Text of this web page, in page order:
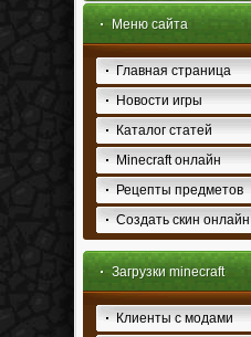
Меню сайта
Главная страница
Новости игры
Каталог статей
Minecraft онлайн
Рецепты предметов
Создать скин онлайн
Загрузки minecraft
Клиенты с модами